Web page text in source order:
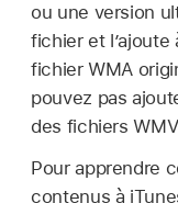
ou une version
fichier et
fichier WMA
pouvez pas
des fichiers
Pour apprendre
contenus à